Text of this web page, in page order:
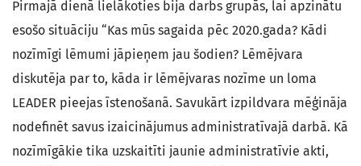
Pirmajā dienā lielākoties bija darbs grupās, lai apzinātu
esošo situāciju “Kas mūs sagaida pēc 2020.gada? Kādi
nozīmīgi lēmumi jāpieņem jau šodien? Lēmējvara
diskutēja par to, kāda ir lēmējvaras nozīme un loma
LEADER pieejas īstenošanā. Savukārt izpildvara mēģināja
nodefinēt savus izaicinājumus administratīvajā darbā. Kā
nozīmīgākie tika uzskaitīti jaunie administratīvie akti,